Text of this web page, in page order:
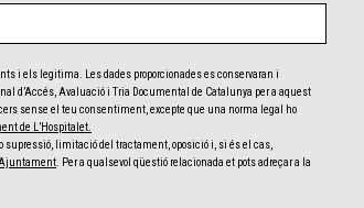
i els legitima. Les dades proporcionades es conservaran i
d’Accés, Avaluació i Tria Documental de Catalunya per a aquest
sense el teu consentiment, excepte que una norma legal ho
de L’Hospitalet.
supressió, limitació del tractament, oposició i, si és el cas,
. Per a qualsevol qüestió relacionada et pots adreçar a la